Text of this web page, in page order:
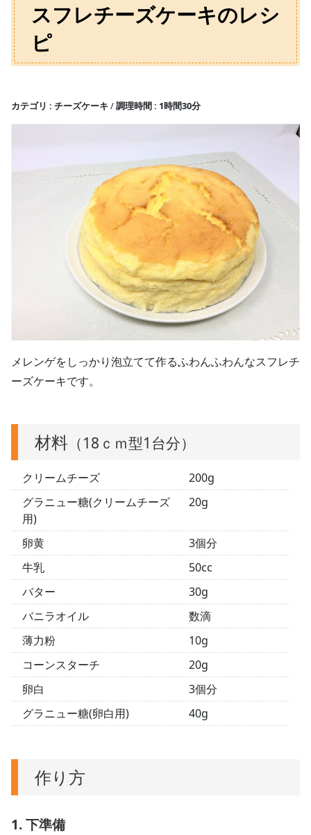
スフレチーズケーキのレシ
ピ
カテゴリ チーズケーキ 調理時間 1時間30分
メレンゲをしっかり泡立てて作るふわんふわんなスフレチ
ーズケーキです。
材料 （18ｃｍ型1台分）
クリームチーズ
200g
グラニュー糖(クリームチーズ
用)
20g
卵黄
3個分
牛乳
50cc
バター
30g
バニラオイル
数滴
薄力粉
10g
コーンスターチ
20g
卵白
3個分
グラニュー糖(卵白用)
40g
作り方
1. 下準備